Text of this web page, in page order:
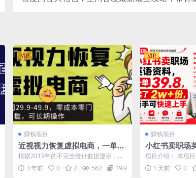
VIP
赚钱项目
近视视力恢复虚拟电商，一单利
润29.9-49.9，零成本零门槛，
可长期操作
根据2019年的不完全统计数据显示，我
国小学生的近视发病率约为30%，初中
生约为...
3 年前 0 2 562 19.9
VIP
赚钱项目
小红书卖职场
9.8，卖了2w+
上手
项目介绍： 本项
成本、高复购的虚
主打刚需职...
1 天前 0